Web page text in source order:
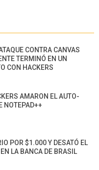
CONTRA CANVAS
TERMINÓ EN UN
CON HACKERS
AMARON EL AUTO-
NOTEPAD++
POR $1.000 Y DESATÓ EL
LA BANCA DE BRASIL